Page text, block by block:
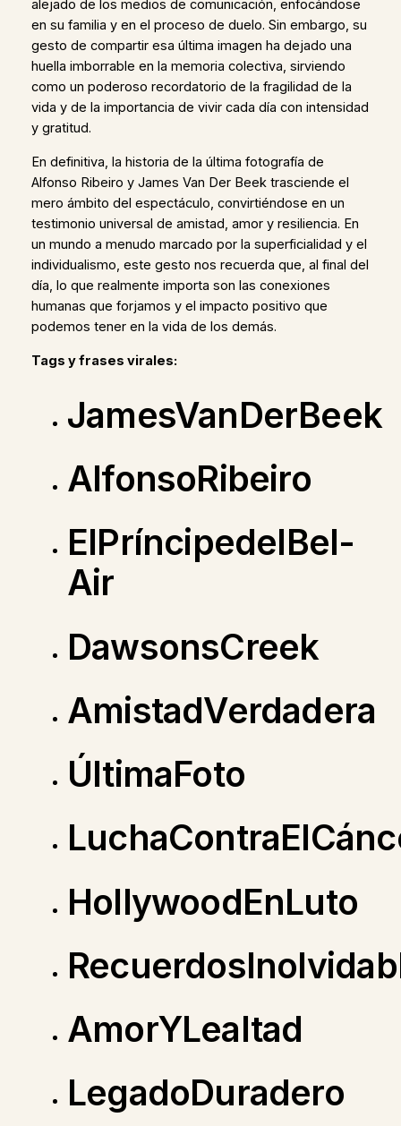
alejado de los medios de comunicación, enfocándose
en su familia y en el proceso de duelo. Sin embargo, su
gesto de compartir esa última imagen ha dejado una
huella imborrable en la memoria colectiva, sirviendo
como un poderoso recordatorio de la fragilidad de la
vida y de la importancia de vivir cada día con intensidad
y gratitud.
En definitiva, la historia de la última fotografía de
Alfonso Ribeiro y James Van Der Beek trasciende el
mero ámbito del espectáculo, convirtiéndose en un
testimonio universal de amistad, amor y resiliencia. En
un mundo a menudo marcado por la superficialidad y el
individualismo, este gesto nos recuerda que, al final del
día, lo que realmente importa son las conexiones
humanas que forjamos y el impacto positivo que
podemos tener en la vida de los demás.
Tags y frases virales:
JamesVanDerBeek
AlfonsoRibeiro
ElPríncipedelBel-
Air
DawsonsCreek
AmistadVerdadera
ÚltimaFoto
HollywoodEnLuto
AmorYLealtad
LegadoDuradero